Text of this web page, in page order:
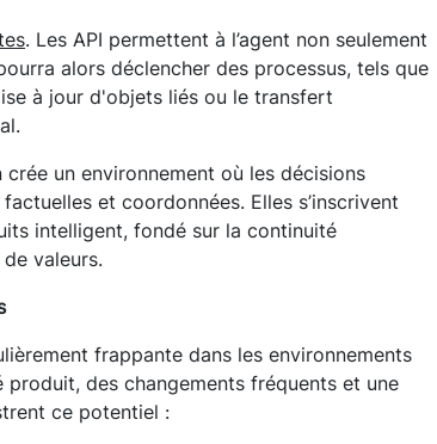
. Les API permettent à l’agent non seulement
alors déclencher des processus, tels que
à jour d'objets liés ou le transfert
un environnement où les décisions
et coordonnées. Elles s’inscrivent
intelligent, fondé sur la continuité
valeurs.
frappante dans les environnements
des changements fréquents et une
ce potentiel :